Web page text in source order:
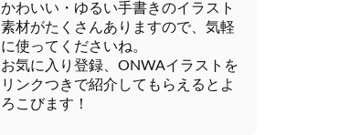
かわいい・ゆるい手書きのイラスト
素材がたくさんありますので、気軽
に使ってくださいね。
お気に入り登録、ONWAイラストを
リンクつきで紹介してもらえるとよ
ろこびます！